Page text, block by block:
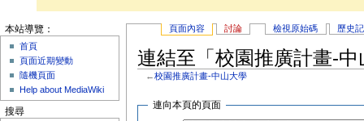
頁面內容 討論 檢視原始碼 歷史
連結至「校園推廣計畫-
←校園推廣計畫-中山大學
連向本頁的頁面
本站導覽：
首頁
頁面近期變動
隨機頁面
Help about MediaWiki
搜尋